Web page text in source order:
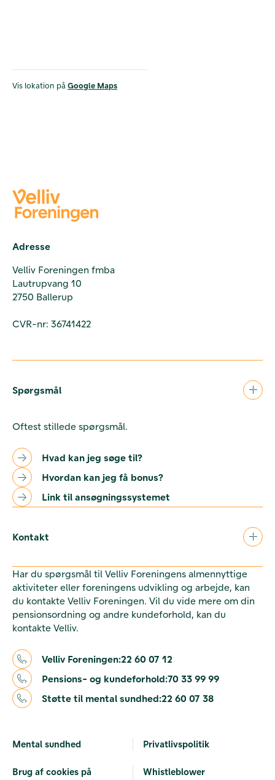
Vis lokation på Google Maps
Adresse
Velliv Foreningen fmba
Lautrupvang 10
2750 Ballerup
CVR-nr: 36741422
Spørgsmål
Oftest stillede spørgsmål.
Hvad kan jeg søge til?
Hvordan kan jeg få bonus?
Link til ansøgningssystemet
Kontakt
Har du spørgsmål til Velliv Foreningens almennyttige
aktiviteter eller foreningens udvikling og arbejde, kan
du kontakte Velliv Foreningen. Vil du vide mere om din
pensionsordning og andre kundeforhold, kan du
kontakte Velliv.
Velliv Foreningen:22 60 07 12
Pensions- og kundeforhold:70 33 99 99
Støtte til mental sundhed:22 60 07 38
Mental sundhed Privatlivspolitik
Brug af cookies på
Whistleblower